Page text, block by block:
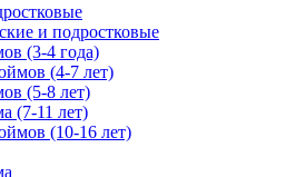
и подростковые
(3-4 года)
(4-7 лет)
(5-8 лет)
(7-11 лет)
(10-16 лет)